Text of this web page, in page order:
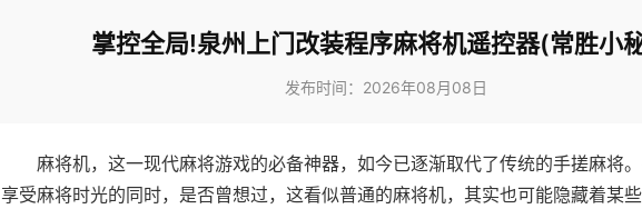
掌控全局!泉州上门改装程序麻将机遥控器(常胜小
发布时间：2026年08月08日
麻将机，这一现代麻将游戏的必备神器，如今已逐渐取代了传统的手搓麻将
享受麻将时光的同时，是否曾想过，这看似普通的麻将机，其实也可能隐藏着某